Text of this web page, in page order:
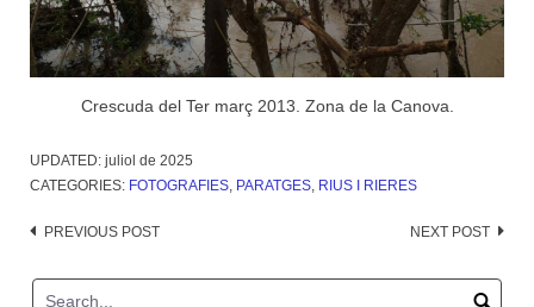
Crescuda del Ter març 2013. Zona de la Canova.
UPDATED: juliol de 2025
CATEGORIES: FOTOGRAFIES, PARATGES, RIUS I RIERES
Post
PREVIOUS POST NEXT POST